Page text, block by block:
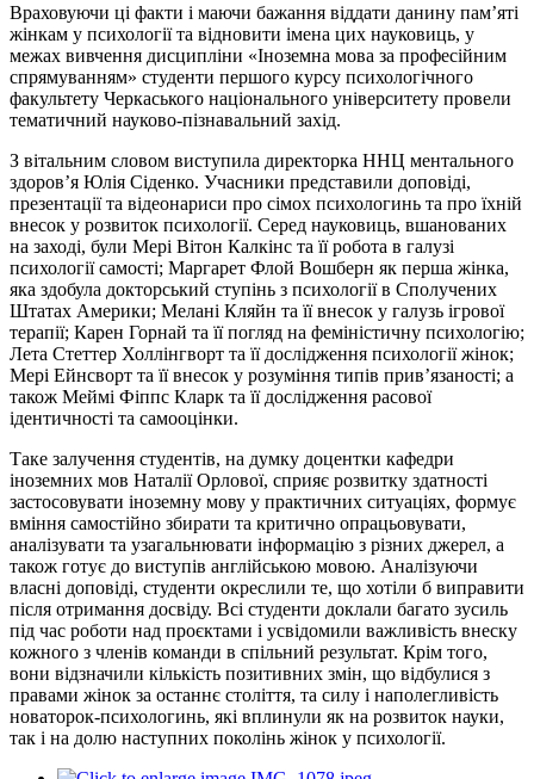
Враховуючи ці факти і маючи бажання віддати данину пам’яті
жінкам у психології та відновити імена цих науковиць, у
межах вивчення дисципліни «Іноземна мова за професійним
спрямуванням» студенти першого курсу психологічного
факультету Черкаського національного університету провели
тематичний науково-пізнавальний захід.
З вітальним словом виступила директорка ННЦ ментального
здоров’я Юлія Сіденко. Учасники представили доповіді,
презентації та відеонариси про сімох психологинь та про їхній
внесок у розвиток психології. Серед науковиць, вшанованих
на заході, були Мері Вітон Калкінс та її робота в галузі
психології самості; Маргарет Флой Вошберн як перша жінка,
яка здобула докторський ступінь з психології в Сполучених
Штатах Америки; Мелані Кляйн та її внесок у галузь ігрової
терапії; Карен Горнай та її погляд на феміністичну психологію;
Лета Стеттер Холлінгворт та її дослідження психології жінок;
Мері Ейнсворт та її внесок у розуміння типів прив’язаності; а
також Меймі Фіппс Кларк та її дослідження расової
ідентичності та самооцінки.
Таке залучення студентів, на думку доцентки кафедри
іноземних мов Наталії Орлової, сприяє розвитку здатності
застосовувати іноземну мову у практичних ситуаціях, формує
вміння самостійно збирати та критично опрацьовувати,
аналізувати та узагальнювати інформацію з різних джерел, а
також готує до виступів англійською мовою. Аналізуючи
власні доповіді, студенти окреслили те, що хотіли б виправити
після отримання досвіду. Всі студенти доклали багато зусиль
під час роботи над проєктами і усвідомили важливість внеску
кожного з членів команди в спільний результат. Крім того,
вони відзначили кількість позитивних змін, що відбулися з
правами жінок за останнє століття, та силу і наполегливість
новаторок-психологинь, які вплинули як на розвиток науки,
так і на долю наступних поколінь жінок у психології.